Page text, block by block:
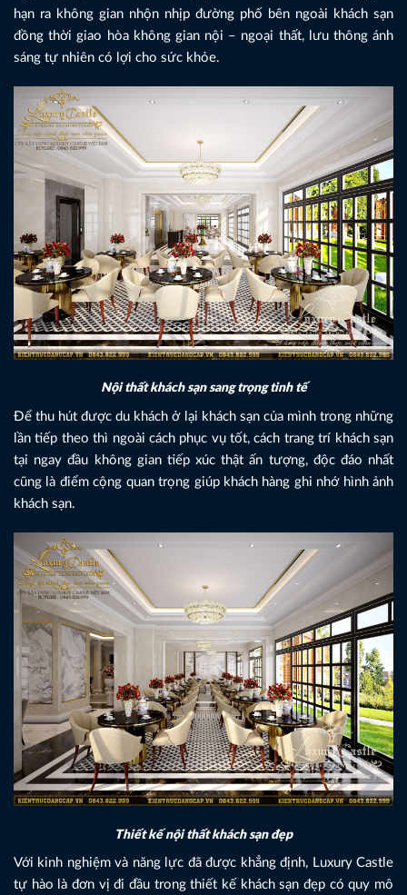
hạn ra không gian nhộn nhịp đường phố bên ngoài khách sạn
đồng thời giao hòa không gian nội – ngoại thất, lưu thông ánh
sáng tự nhiên có lợi cho sức khỏe.
Nội thất khách sạn sang trọng tinh tế
Để thu hút được du khách ở lại khách sạn của mình trong những
lần tiếp theo thì ngoài cách phục vụ tốt, cách trang trí khách sạn
tại ngay đầu không gian tiếp xúc thật ấn tượng, độc đáo nhất
cũng là điểm cộng quan trọng giúp khách hàng ghi nhớ hình ảnh
khách sạn.
Thiết kế nội thất khách sạn đẹp
Với kinh nghiệm và năng lực đã được khẳng định, Luxury Castle
tự hào là đơn vị đi đầu trong thiết kế khách sạn đẹp có quy mô